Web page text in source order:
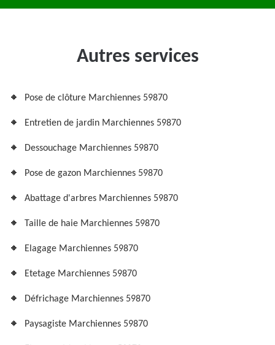
Autres services
Pose de clôture Marchiennes 59870
Entretien de jardin Marchiennes 59870
Dessouchage Marchiennes 59870
Pose de gazon Marchiennes 59870
Abattage d'arbres Marchiennes 59870
Taille de haie Marchiennes 59870
Elagage Marchiennes 59870
Etetage Marchiennes 59870
Défrichage Marchiennes 59870
Paysagiste Marchiennes 59870